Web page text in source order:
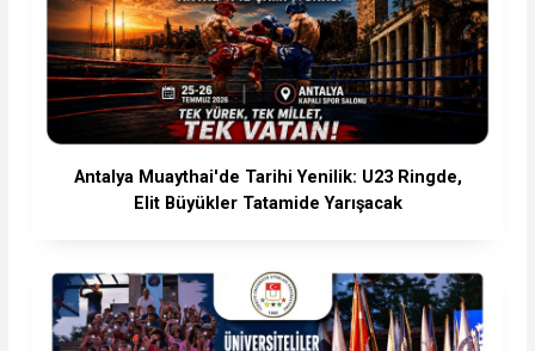
Antalya Muaythai'de Tarihi Yenilik: U23 Ringde,
Elit Büyükler Tatamide Yarışacak